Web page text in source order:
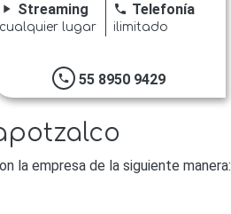
play_arrow Streaming
cualquier lugar
phone Telefonía
ilimitado
phone 55 8950 9429
la empresa de la siguiente manera: